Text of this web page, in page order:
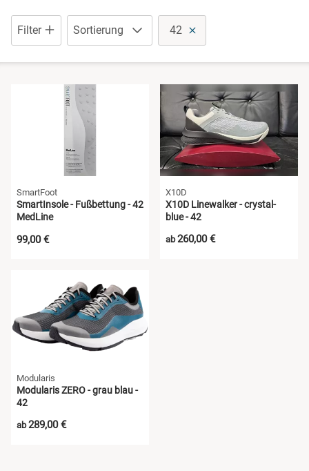
Filter Sortierung 42
SmartFoot
SmartInsole - Fußbettung - 42
MedLine
99,00 €
X10D
X10D Linewalker - crystal-
blue - 42
ab260,00 €
Modularis
Modularis ZERO - grau blau -
42
ab289,00 €
Sandalen
Wanderschuhe
Pantoletten
Schuhe mit Klettverschluss
Wanderschuhe